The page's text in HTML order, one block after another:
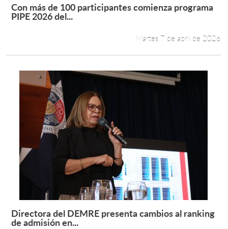
Leer más +
Con más de 100 participantes comienza programa
PIPE 2026 del...
Martes 7 de abril de 2026
Leer más +
Directora del DEMRE presenta cambios al ranking
de admisión en...